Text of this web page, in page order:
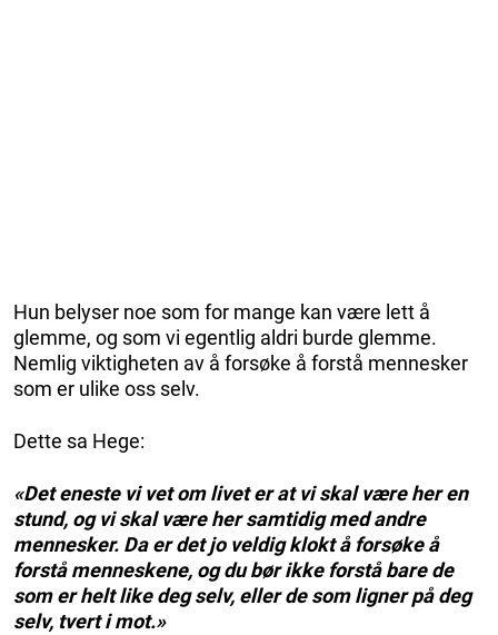
Hun belyser noe som for mange kan være lett å
glemme, og som vi egentlig aldri burde glemme.
Nemlig viktigheten av å forsøke å forstå mennesker
som er ulike oss selv.
Dette sa Hege:
«Det eneste vi vet om livet er at vi skal være her en
stund, og vi skal være her samtidig med andre
mennesker. Da er det jo veldig klokt å forsøke å
forstå menneskene, og du bør ikke forstå bare de
som er helt like deg selv, eller de som ligner på deg
selv, tvert i mot.»